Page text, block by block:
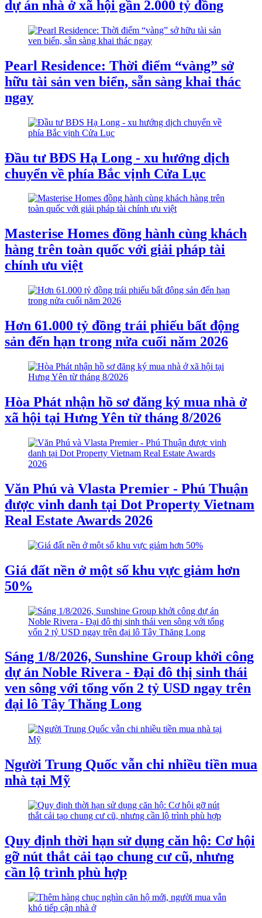
dự án nhà ở xã hội gần 2.000 tỷ đồng
Pearl Residence: Thời điểm “vàng” sở
hữu tài sản ven biển, sẵn sàng khai thác
ngay
Đầu tư BĐS Hạ Long - xu hướng dịch
chuyển về phía Bắc vịnh Cửa Lục
Masterise Homes đồng hành cùng khách
hàng trên toàn quốc với giải pháp tài
chính ưu việt
Hơn 61.000 tỷ đồng trái phiếu bất động
sản đến hạn trong nửa cuối năm 2026
Hòa Phát nhận hồ sơ đăng ký mua nhà ở
xã hội tại Hưng Yên từ tháng 8/2026
Văn Phú và Vlasta Premier - Phú Thuận
được vinh danh tại Dot Property Vietnam
Real Estate Awards 2026
Giá đất nền ở một số khu vực giảm hơn
50%
Sáng 1/8/2026, Sunshine Group khởi công
dự án Noble Rivera - Đại đô thị sinh thái
ven sông với tổng vốn 2 tỷ USD ngay trên
đại lô Tây Thăng Long
Người Trung Quốc vẫn chi nhiều tiền mua
nhà tại Mỹ
Quy định thời hạn sử dụng căn hộ: Cơ hội
gỡ nút thắt cải tạo chung cư cũ, nhưng
cần lộ trình phù hợp